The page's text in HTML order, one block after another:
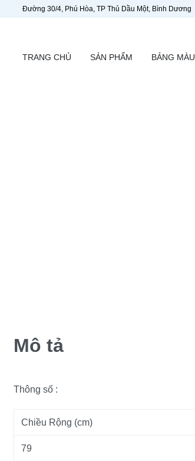
Đường 30/4, Phú Hòa, TP Thủ Dầu Một, Bình Dương
TRANG CHỦ SẢN PHẨM BẢNG MÀU
Mô tả
Thông số :
Chiều Rộng (cm)
79